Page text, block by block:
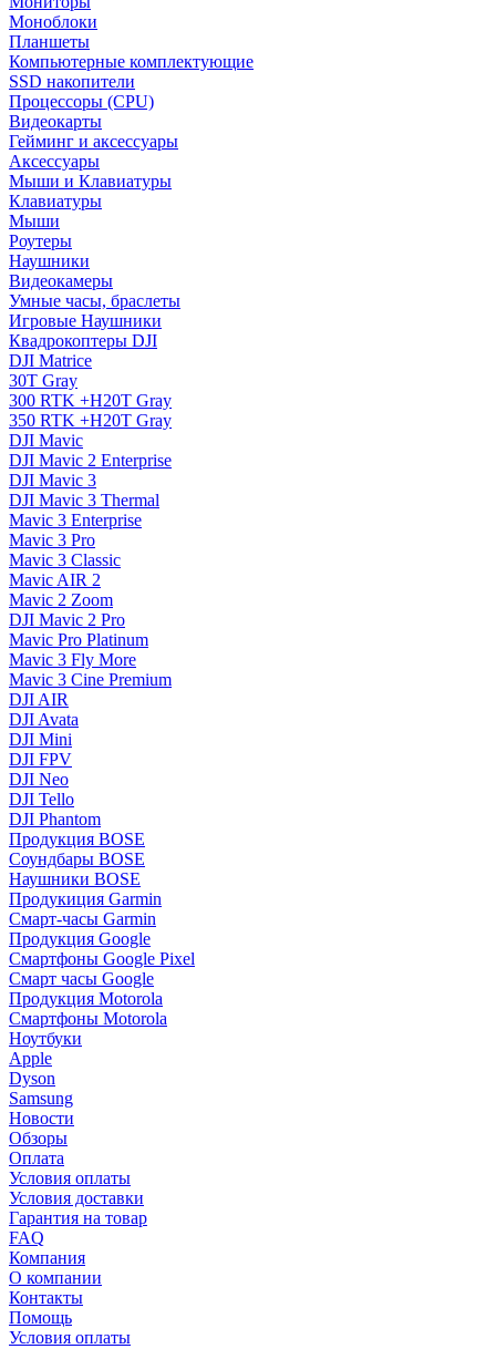
Моноблоки
Планшеты
Компьютерные комплектующие
SSD накопители
Процессоры (CPU)
Видеокарты
Гейминг и аксессуары
Аксессуары
Мыши и Клавиатуры
Клавиатуры
Мыши
Роутеры
Наушники
Видеокамеры
Умные часы, браслеты
Игровые Наушники
Квадрокоптеры DJI
DJI Matrice
30T Gray
300 RTK +H20T Gray
350 RTK +H20T Gray
DJI Mavic
DJI Mavic 2 Enterprise
DJI Mavic 3
DJI Mavic 3 Thermal
Mavic 3 Enterprise
Mavic 3 Pro
Mavic 3 Сlassic
Mavic AIR 2
Mavic 2 Zoom
DJI Mavic 2 Pro
Mavic Pro Platinum
Mavic 3 Fly More
Mavic 3 Cine Premium
DJI AIR
DJI Avata
DJI Mini
DJI FPV
DJI Neo
DJI Tello
DJI Phantom
Продукция BOSE
Соундбары BOSE
Наушники BOSE
Продукиция Garmin
Смарт-часы Garmin
Продукция Google
Смартфоны Google Pixel
Смарт часы Google
Продукция Motorola
Смартфоны Motorola
Ноутбуки
Apple
Dyson
Samsung
Новости
Обзоры
Оплата
Условия оплаты
Условия доставки
Гарантия на товар
FAQ
Компания
О компании
Контакты
Помощь
Условия оплаты